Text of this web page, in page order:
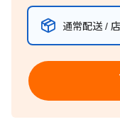
通常配送 /